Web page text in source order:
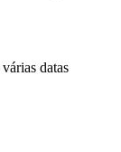
datas